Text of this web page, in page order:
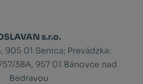
s.r.o.
905 01 Senica; Prevádzka:
38A, 957 01 Bánovce nad
Bedravou